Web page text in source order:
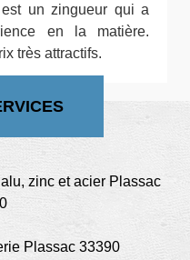
un zingueur qui a
en la matière.
très attractifs.
zinc et acier Plassac
Plassac 33390